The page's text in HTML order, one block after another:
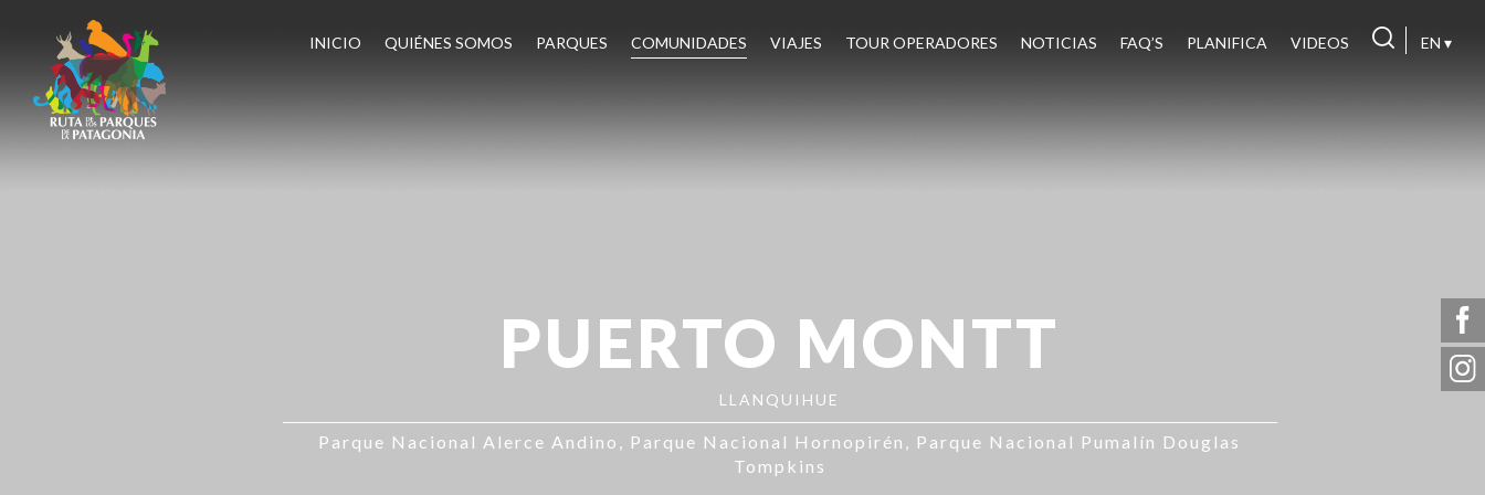
INICIO QUIÉNES SOMOS PARQUES COMUNIDADES VIAJES TOUR OPERADORES NOTICIAS FAQ’S PLANIFICA VIDEOS EN ▾
PUERTO MONTT
LLANQUIHUE
Parque Nacional Alerce Andino Parque Nacional Hornopirén
Parque Nacional Pumalín Douglas
Tompkins